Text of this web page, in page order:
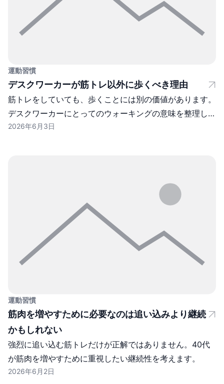
運動習慣
デスクワーカーが筋トレ以外に歩くべき理由
筋トレをしていても、歩くことには別の価値があります。
デスクワーカーにとってのウォーキングの意味を整理しま
す。
2026年6月3日
運動習慣
筋肉を増やすために必要なのは追い込みより継続
かもしれない
強烈に追い込む筋トレだけが正解ではありません。40代
が筋肉を増やすために重視したい継続性を考えます。
2026年6月2日